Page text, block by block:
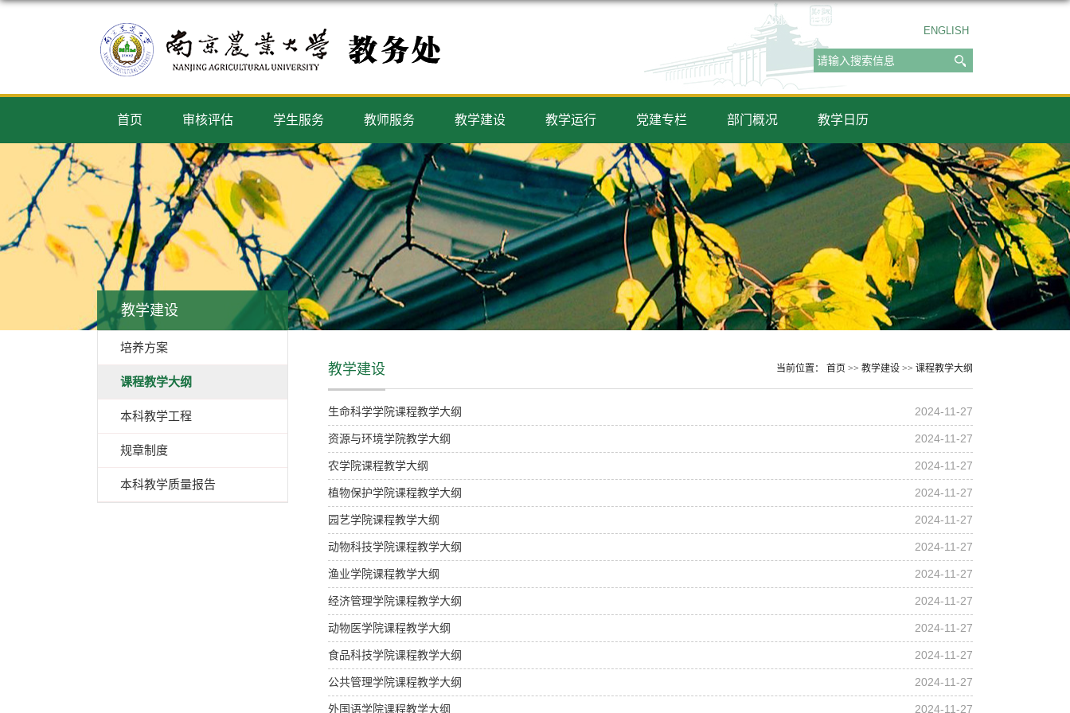
ENGLISH
首页 审核评估 学生服务 教师服务 教学建设 教学运行 党建专栏 部门概况 教学日历
教学建设
培养方案
课程教学大纲
本科教学工程
规章制度
本科教学质量报告
当前位置： 首页 >> 教学建设 >> 课程教学大纲
教学建设
生命科学学院课程教学大纲 2024-11-27
资源与环境学院教学大纲 2024-11-27
农学院课程教学大纲 2024-11-27
植物保护学院课程教学大纲 2024-11-27
园艺学院课程教学大纲 2024-11-27
动物科技学院课程教学大纲 2024-11-27
渔业学院课程教学大纲 2024-11-27
经济管理学院课程教学大纲 2024-11-27
动物医学院课程教学大纲 2024-11-27
食品科技学院课程教学大纲 2024-11-27
公共管理学院课程教学大纲 2024-11-27
外国语学院课程教学大纲 2024-11-27